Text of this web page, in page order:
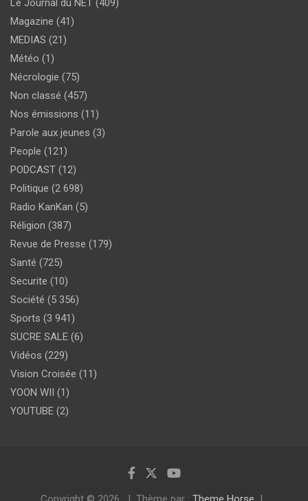
Le Journal du NET (409)
Magazine (41)
MEDIAS (21)
Météo (1)
Nécrologie (75)
Non classé (457)
Nos émissions (11)
Parole aux jeunes (3)
People (121)
PODCAST (12)
Politique (2 698)
Radio KanKan (5)
Réligion (387)
Revue de Presse (179)
Santé (725)
Securite (10)
Société (5 356)
Sports (3 941)
SUCRE SALE (6)
Vidéos (229)
Vision Croisée (11)
YOON WII (1)
YOUTUBE (2)